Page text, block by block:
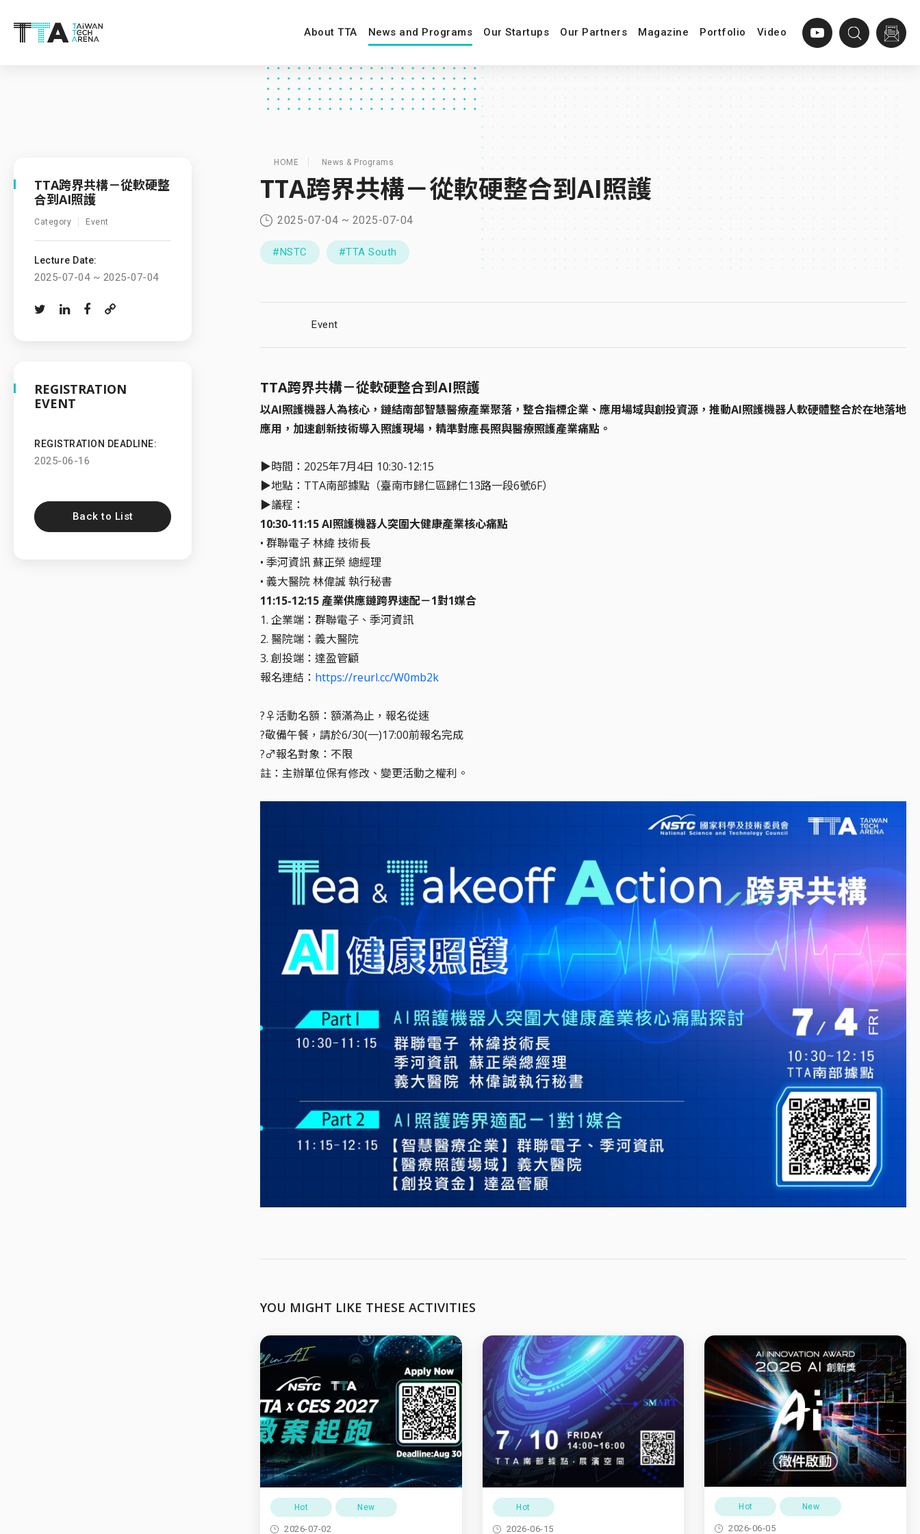
About TTA News and Programs Our Startups Our Partners Magazine Portfolio Video
TTA跨界共構－從軟硬整
合到AI照護
Category Event
Lecture Date:
2025-07-04 ~ 2025-07-04
REGISTRATION
EVENT
REGISTRATION DEADLINE:
2025-06-16
Back to List
HOME News & Programs
TTA跨界共構－從軟硬整合到AI照護
2025-07-04 ~ 2025-07-04
#NSTC #TTA South
Event
TTA跨界共構－從軟硬整合到AI照護
以AI照護機器人為核心，鏈結南部智慧醫療產業聚落，整合指標企業、應用場域與創投資源，推動AI照護機器人軟硬體整合於在地落地
應用，加速創新技術導入照護現場，精準對應長照與醫療照護產業痛點。
▶️時間：2025年7月4日 10:30-12:15
▶️地點：TTA南部據點（臺南市歸仁區歸仁13路一段6號6F）
▶️議程：
10:30-11:15 AI照護機器人突圍大健康產業核心痛點
• 群聯電子 林緯 技術長
• 季河資訊 蘇正榮 總經理
• 義大醫院 林偉誠 執行秘書
11:15-12:15 產業供應鏈跨界速配－1對1媒合
1. 企業端：群聯電子、季河資訊
2. 醫院端：義大醫院
3. 創投端：達盈管顧
報名連結： https://reurl.cc/W0mb2k
?‍♀️活動名額：額滿為止，報名從速
?敬備午餐，請於6/30(一)17:00前報名完成
?‍♂️報名對象：不限
註：主辦單位保有修改、變更活動之權利。
YOU MIGHT LIKE THESE ACTIVITIES
Hot New
2026-07-02
Hot
2026-06-15
Hot New
2026-06-05